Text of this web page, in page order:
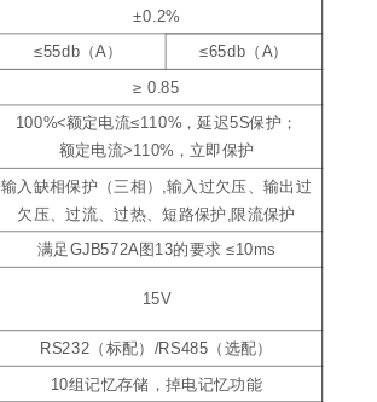
±0.2%
≤55db（A）
≤65db（A）
≥ 0.85
100%<额定电流≤110%，延迟5S保护；
额定电流>110%，立即保护
输入缺相保护（三相）,输入过欠压、输出过
欠压、过流、过热、短路保护,限流保护
满足GJB572A图13的要求 ≤10ms
15V
RS232（标配）/RS485（选配）
10组记忆存储，掉电记忆功能